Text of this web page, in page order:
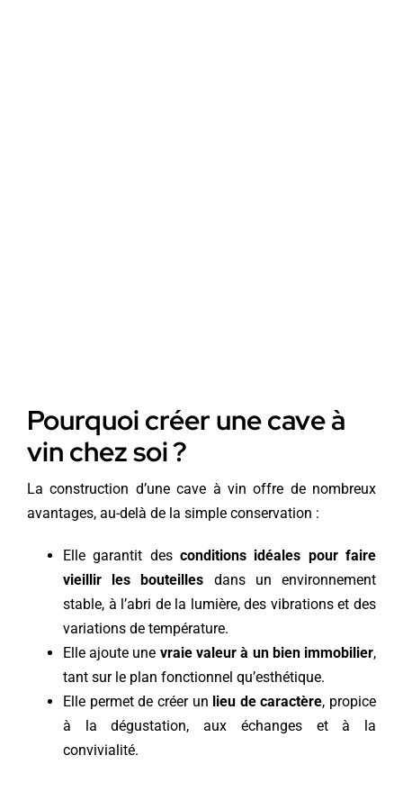
Pourquoi créer une cave à
vin chez soi ?
La construction d’une cave à vin offre de nombreux
avantages, au-delà de la simple conservation :
Elle garantit des conditions idéales pour faire
vieillir les bouteilles dans un environnement
stable, à l’abri de la lumière, des vibrations et des
variations de température.
Elle ajoute une vraie valeur à un bien immobilier,
tant sur le plan fonctionnel qu’esthétique.
Elle permet de créer un lieu de caractère, propice
à la dégustation, aux échanges et à la
convivialité.